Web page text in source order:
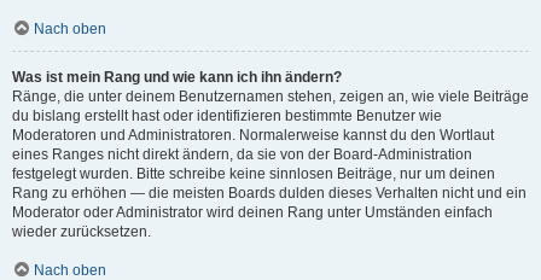
Nach oben
Was ist mein Rang und wie kann ich ihn ändern?
Ränge, die unter deinem Benutzernamen stehen, zeigen an, wie viele Beiträge
du bislang erstellt hast oder identifizieren bestimmte Benutzer wie
Moderatoren und Administratoren. Normalerweise kannst du den Wortlaut
eines Ranges nicht direkt ändern, da sie von der Board-Administration
festgelegt wurden. Bitte schreibe keine sinnlosen Beiträge, nur um deinen
Rang zu erhöhen — die meisten Boards dulden dieses Verhalten nicht und ein
Moderator oder Administrator wird deinen Rang unter Umständen einfach
wieder zurücksetzen.
Nach oben